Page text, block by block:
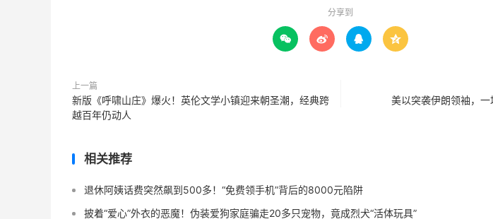
分享到
   
上一篇
新版《呼啸山庄》爆火！英伦文学小镇迎来朝圣潮，经典跨
越百年仍动人
美以突袭伊朗领袖，
相关推荐
退休阿姨话费突然飙到500多！“免费领手机”背后的8000元陷阱
披着“爱心”外衣的恶魔！伪装爱狗家庭骗走20多只宠物，竟成烈犬“活体玩具”